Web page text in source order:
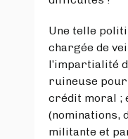
Une telle
chargée de
l’impartialité
ruineuse
crédit moral ;
(nominations,
militante et